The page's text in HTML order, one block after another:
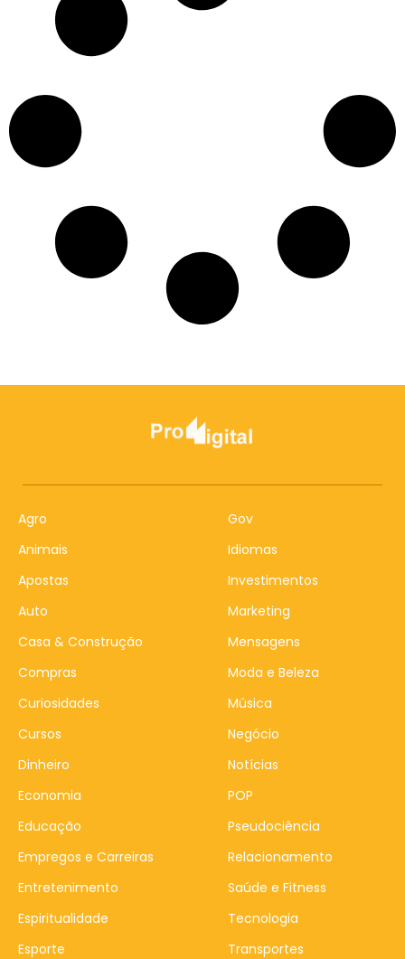
Agro
Animais
Apostas
Auto
Casa & Construção
Compras
Curiosidades
Cursos
Dinheiro
Economia
Educação
Empregos e Carreiras
Entretenimento
Espiritualidade
Esporte
Gov
Idiomas
Investimentos
Marketing
Mensagens
Moda e Beleza
Música
Negócio
Notícias
POP
Pseudociência
Relacionamento
Saúde e Fitness
Tecnologia
Transportes